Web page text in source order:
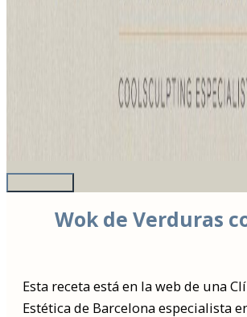
Wok de Verduras
Esta receta está en la web de una
Estética de Barcelona especialista